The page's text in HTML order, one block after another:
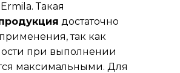
Такая
достаточно
так как
при выполнении
максимальными. Для